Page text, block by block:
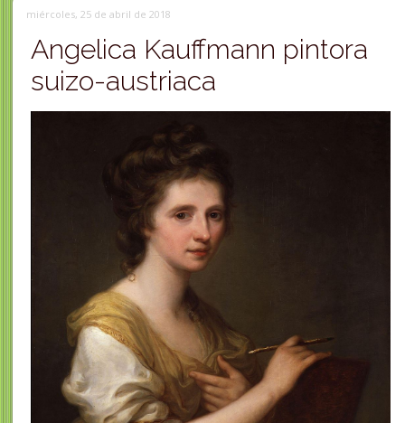
miércoles, 25 de abril de 2018
Angelica Kauffmann pintora
suizo-austriaca